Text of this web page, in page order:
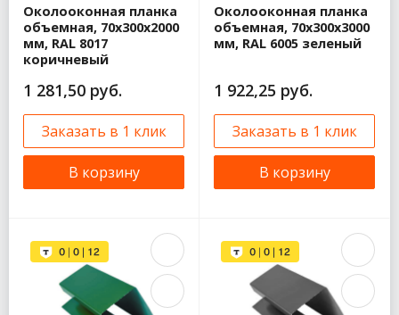
Околооконная планка
объемная, 70x300x2000
мм, RAL 8017
коричневый
1 281,50 руб.
Заказать в 1 клик
В корзину
Околооконная планка
объемная, 70x300x3000
мм, RAL 6005 зеленый
1 922,25 руб.
Заказать в 1 клик
В корзину